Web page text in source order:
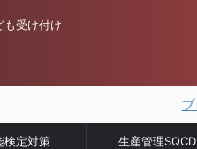
も受け付け
ブログ充実
検定対策 生産管理SQCD